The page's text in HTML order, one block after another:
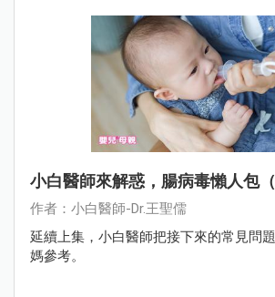
小白醫師來解惑，腸病毒懶人包（
作者：小白醫師-Dr.王聖儒
延續上集，小白醫師把接下來的常見問
媽參考。